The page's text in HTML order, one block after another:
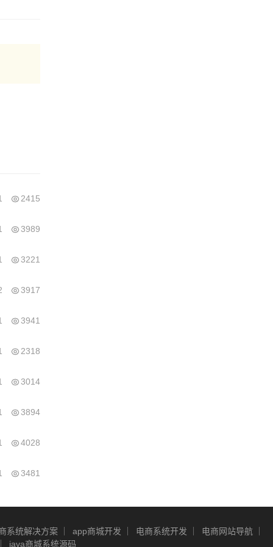
2415
3989
3221
3917
3941
2318
3014
3894
4028
3481
系统解决方案 app商城开发 电商系统开发
电商网站导航
java商城系统源码